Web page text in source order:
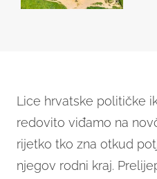
Lice hrvatske političke
redovito viđamo na
rijetko tko zna otkud
njegov rodni kraj.